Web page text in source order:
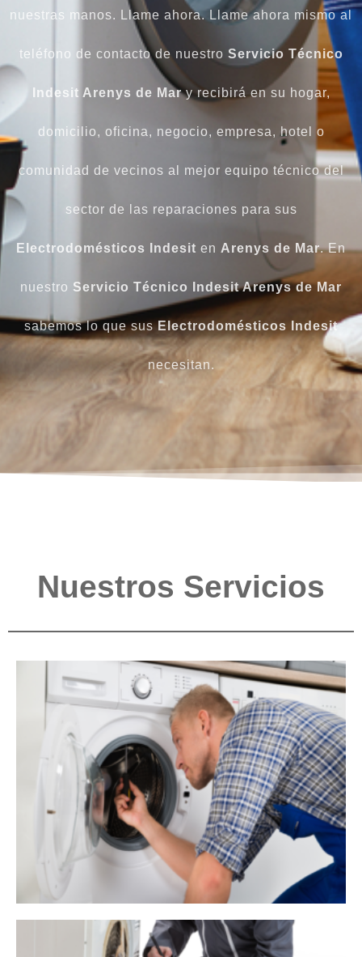
nuestras manos. Llame ahora. Llame ahora mismo al
teléfono de contacto de nuestro Servicio Técnico
Indesit Arenys de Mary recibirá en su hogar,
domicilio, oficina, negocio, empresa, hotel o
comunidad de vecinos al mejor equipo técnico del
sector de las reparaciones para sus
Electrodomésticos Indesit en Arenys de Mar. En
nuestro Servicio Técnico Indesit Arenys de Mar
sabemos lo que susElectrodomésticos Indesit
necesitan.
Nuestros Servicios